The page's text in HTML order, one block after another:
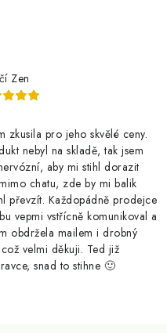
Zen
zkusila pro jeho skvělé ceny.
nebyl na skladě, tak jsem
aby mi stihl dorazit
chatu, zde by mi balik
převzít. Každopádně prodejce
vepmi vstřícně komunikoval a
obdržela mailem i drobný
velmi děkuji. Ted již
snad to stihne 🙂